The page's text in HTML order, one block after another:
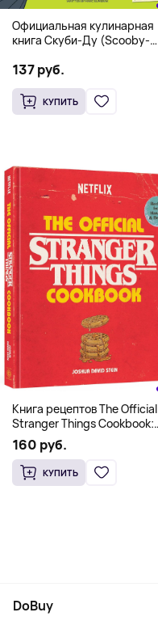
Официальная кулинарная
книга Скуби-Ду (Scooby-
Scooby Snacks), Твердый
137 руб.
КУПИТЬ
Книга рецептов The Official
Stranger Things Cookbook:
Recipes from Hawkins and
Beyond (На английском)
160 руб.
КУПИТЬ
DoBuy